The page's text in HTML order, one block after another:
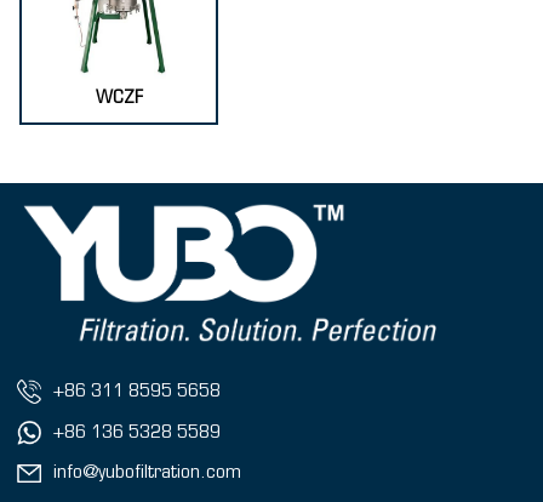
WCZF
+86 311 8595 5658
+86 136 5328 5589
info@yubofiltration.com